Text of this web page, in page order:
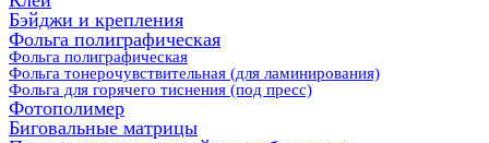
Бэйджи и крепления
Фольга полиграфическая
Фольга полиграфическая
Фольга тонерочувствительная (для ламинирования)
Фольга для горячего тиснения (под пресс)
Фотополимер
Биговальные матрицы